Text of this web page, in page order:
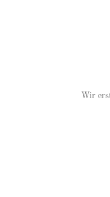
Wir